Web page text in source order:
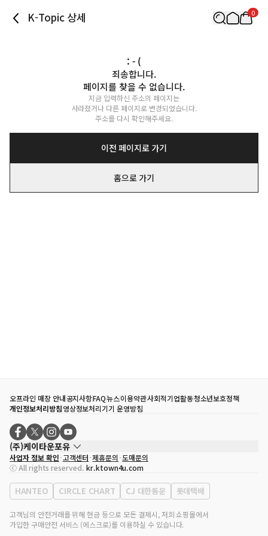
K-Topic 상세 0
: - (
죄송합니다.
페이지를 찾을 수 없습니다.
지금 입력하신 주소의 페이지는
사라졌거나 다른 페이지로 변경되었습니다.
주소를 다시 확인해주세요.
이전 페이지로 가기
홈으로 가기
오프라인 매장 안내공지사항FAQ뉴스이용약관사회적기업활동청소년보호정책
개인정보처리방침영상정보처리기기 운영방침
(주)케이타운포유
대표자
송효민
사업자등록번호
120-87-71116
통신판매업 신고번호 제2011-서울강남-02223
대표전화
02-552-9855
사업자 정보 확인 고객센터 제휴문의 도매문의
ⓒ All rights reserved. kr.ktown4u.com
HANTEO CIRCLE CHART CJ 대한통운 롯데택배
고객님의 안전거래를 위해 현금 등으로 모든 결제시, 저희 쇼핑몰에서
가입한 구매안전 서비스 (에스크로)를 이용하실 수 있습니다.